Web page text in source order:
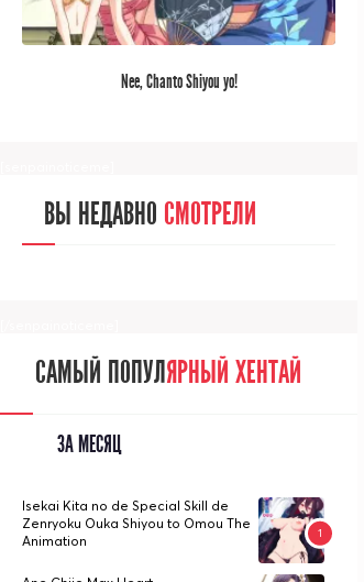
САМЫЙ ПОПУЛЯРНЫЙ АНИМЕ
Nee, Chanto Shiyou yo!
ВЫ НЕДАВНО СМОТРЕЛИ
САМЫЙ ПОПУЛЯРНЫЙ ХЕНТАЙ
ЗА МЕСЯЦ
Isekai Kita no de Special Skill de
Zenryoku Ouka Shiyou to Omou The
Animation